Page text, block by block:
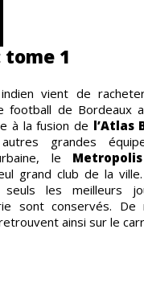
tome 1
vient de
football de Bordeaux
à la fusion de l’Atlas
grandes
le
grand club de la
seuls les meilleurs
sont conservés. De
ainsi sur le